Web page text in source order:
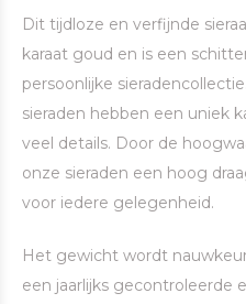
Dit tijdloze en verfijnde
karaat goud en is een
persoonlijke
sieraden hebben een uniek
veel details. Door de
onze sieraden een hoog
voor iedere gelegenheid.
Het gewicht wordt
een jaarlijks gecontroleerde